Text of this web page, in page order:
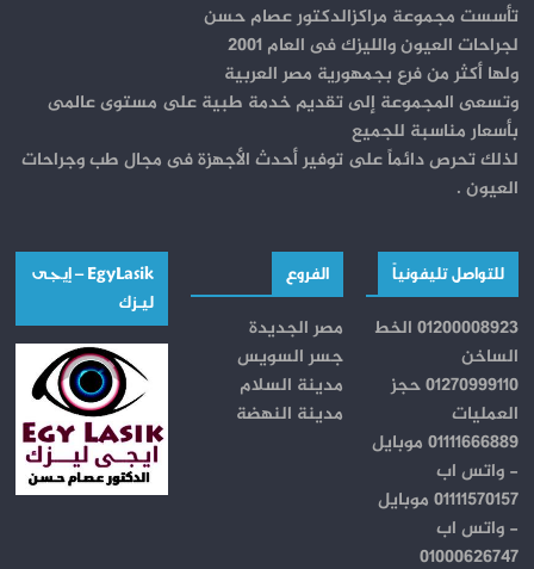
تأسست مجموعة مراكزالدكتور عصام حسن
لجراحات العيون والليزك فى العام 2001
ولها أكثر من فرع بجمهورية مصر العربية
وتسعى المجموعة إلى تقديم خدمة طبية على مستوى عالمى
بأسعار مناسبة للجميع
لذلك تحرص دائماً على توفير أحدث الأجهزة فى مجال طب وجراحات
العيون .
للتواصل تليفونياً
01200008923 الخط
الساخن
01270999110 حجز
العمليات
01111666889 موبايل
- واتس اب
01111570157 موبايل
- واتس اب
01000626747
الفروع
مصر الجديدة
جسر السويس
مدينة السلام
مدينة النهضة
EgyLasik – إيجــى
ليـــزك